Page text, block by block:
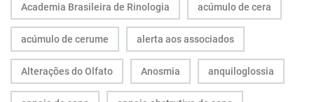
Academia Brasileira de Rinologia acúmulo de cera
acúmulo de cerume alerta aos associados
Alterações do Olfato Anosmia anquiloglossia